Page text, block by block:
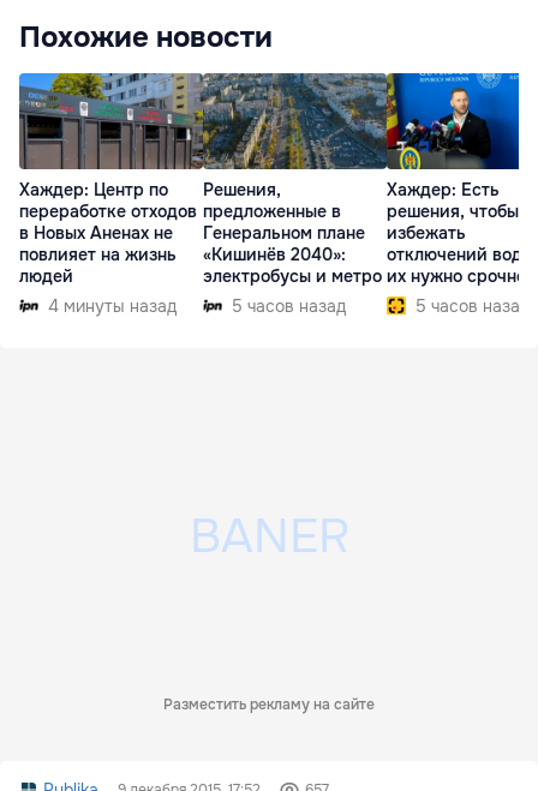
Похожие новости
Хаждер: Центр по
переработке отходов
в Новых Аненах не
повлияет на жизнь
людей
4 минуты назад
Решения,
предложенные в
Генеральном плане
«Кишинёв 2040»:
электробусы и метро
5 часов назад
Хаждер: Есть
решения, чтобы
избежать
отключений
их нужно срочно
внедрить
5 часов назад
Разместить рекламу на сайте